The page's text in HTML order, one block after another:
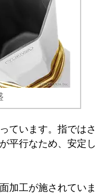
ています。指ではさ
平行なため、安定し
加工が施されていま